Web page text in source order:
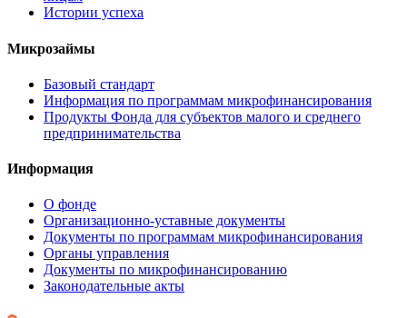
Истории успеха
Микрозаймы
Базовый стандарт
Информация по программам микрофинансирования
Продукты Фонда для субъектов малого и среднего
предпринимательства
Информация
О фонде
Организационно-уставные документы
Документы по программам микрофинансирования
Органы управления
Документы по микрофинансированию
Законодательные акты